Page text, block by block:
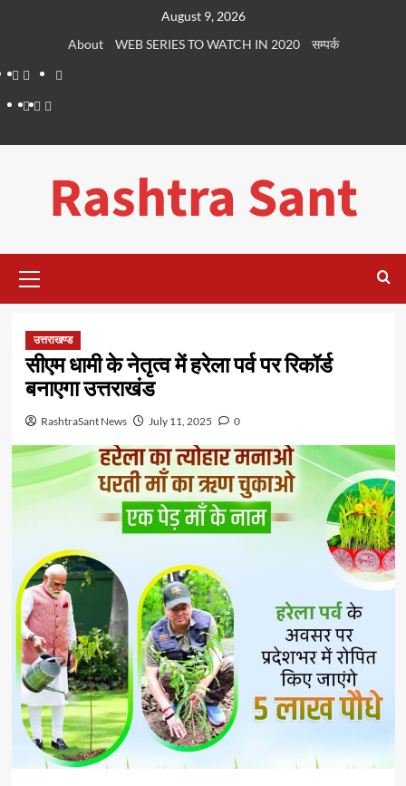
August 9, 2026
About
WEB SERIES TO WATCH IN 2020
सम्पर्क
About
WEB
SERIES
Dehradun
LifePlaces
सम्पर्क
Rashtra Sant
Menu
उत्तराखण्ड
सीएम धामी के नेतृत्व में हरेला पर्व पर रिकॉर्ड
बनाएगा उत्तराखंड
RashtraSant News July 11, 2025 0